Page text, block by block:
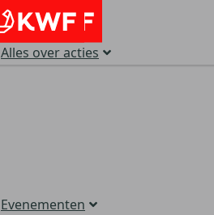
Alles over acties
Evenementen